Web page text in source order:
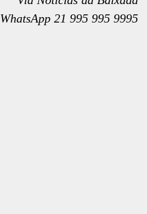
WhatsApp 21 995 995 9995